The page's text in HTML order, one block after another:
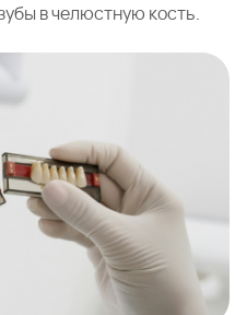
в челюстную кость.